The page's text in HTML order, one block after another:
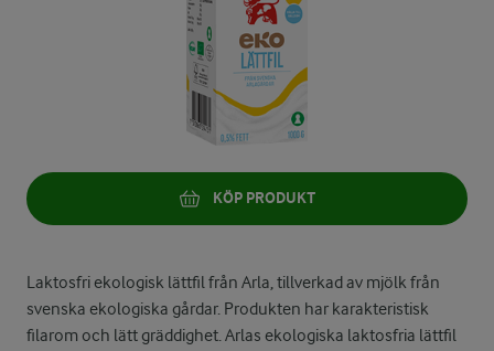
KÖP PRODUKT
Laktosfri ekologisk lättfil från Arla, tillverkad av mjölk från
svenska ekologiska gårdar. Produkten har karakteristisk
filarom och lätt gräddighet. Arlas ekologiska laktosfria lättfil